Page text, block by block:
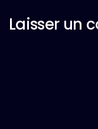
Laisser un